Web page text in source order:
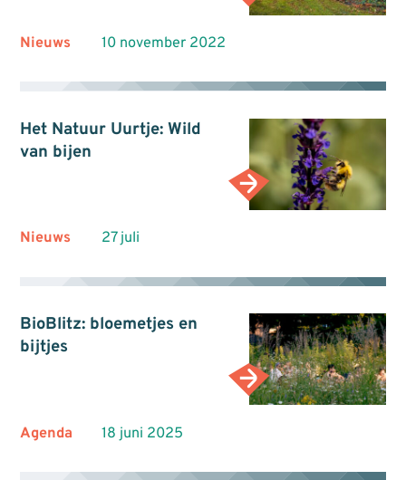
Nieuws 10 november 2022
Het Natuur Uurtje: Wild
van bijen
Nieuws 27 juli
BioBlitz: bloemetjes en
bijtjes
Agenda 18 juni 2025